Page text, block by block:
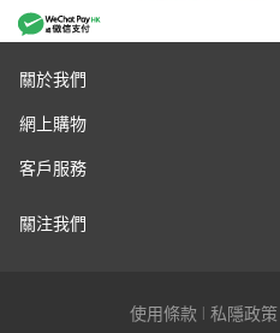
關於我們
網上購物
客戶服務
關注我們
使用條款 私隱政策